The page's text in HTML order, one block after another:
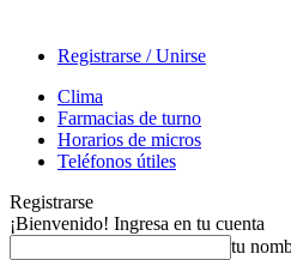
Registrarse / Unirse
Clima
Farmacias de turno
Horarios de micros
Teléfonos útiles
Registrarse
¡Bienvenido! Ingresa en tu cuenta
tu